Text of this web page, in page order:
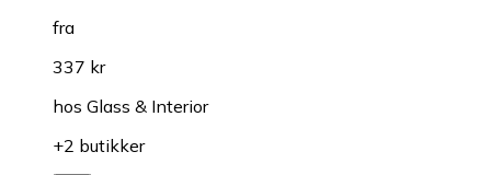
fra
337 kr
hos Glass & Interior
+2 butikker